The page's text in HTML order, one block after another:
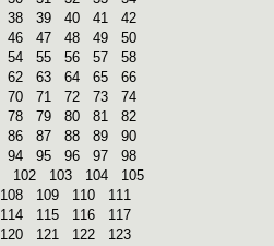
38 39 40 41
42
46 47 48 49
50
54 55 56 57
58
62 63 64 65
66
70 71 72 73
74
78 79 80 81
82
86 87 88 89
90
94 95 96 97
98
102 103 104
105
108 109 110
111
114 115 116
117
120 121 122
123